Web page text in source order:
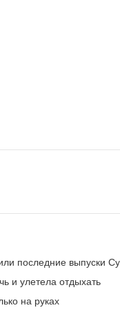
последние выпуски
и улетела отдыхать
на руках